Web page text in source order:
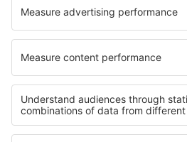
1
Ida
9 nov (seg) LIS - MXP